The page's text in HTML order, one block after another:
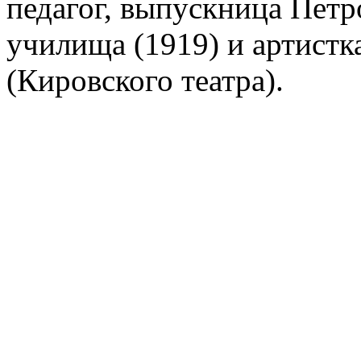
педагог, выпускница
училища (1919) и
(Кировского театра).